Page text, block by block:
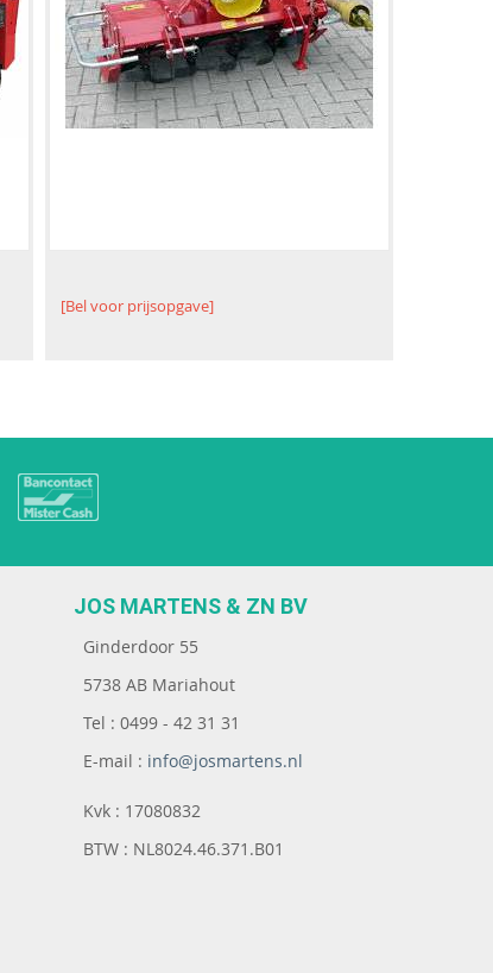
[Bel voor prijsopgave]
JOS MARTENS & ZN BV
Ginderdoor 55
5738 AB Mariahout
Tel : 0499 - 42 31 31
E-mail : info@josmartens.nl
Kvk : 17080832
BTW : NL8024.46.371.B01